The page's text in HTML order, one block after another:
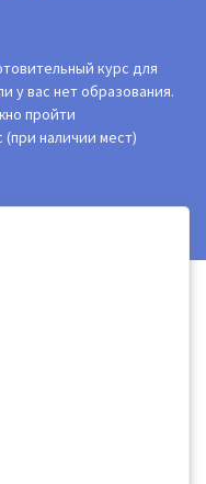
курс для
у вас нет образования.
пройти
наличии мест)